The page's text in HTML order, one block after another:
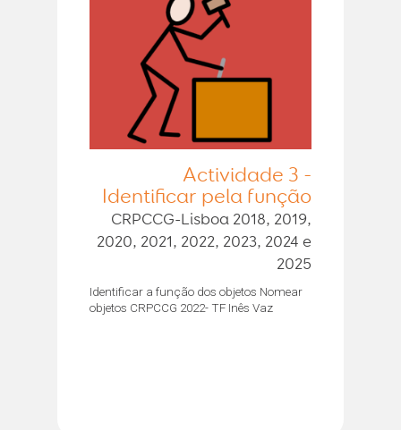
Actividade 3 -
Identificar pela função
CRPCCG-Lisboa 2018, 2019,
2020, 2021, 2022, 2023, 2024 e
2025
Identificar a função dos objetos Nomear
objetos CRPCCG 2022- TF Inês Vaz